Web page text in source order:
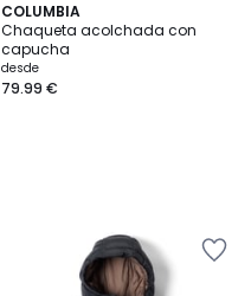
COLUMBIA
Chaqueta acolchada con
capucha
desde
79.99 €